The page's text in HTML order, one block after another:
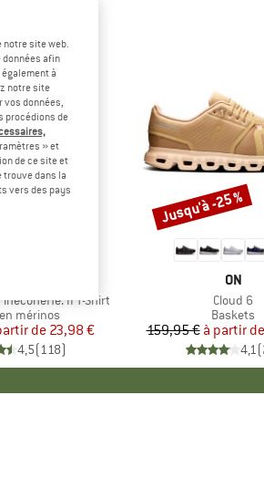
II T-Shirt
group
mérinos
Prix
Prix réduit
de 23,98 €
4,5(118)
%
MARQUE
ON
Article
Cloud 6
Product
Baskets
Prix
159,95 € Prix
à partir de
4,1(
Remise
Jusqu'à -25 %
site web.
afin
à
notre site
données,
procédions de
» et
de ce site et
trouve dans la
vers des pays